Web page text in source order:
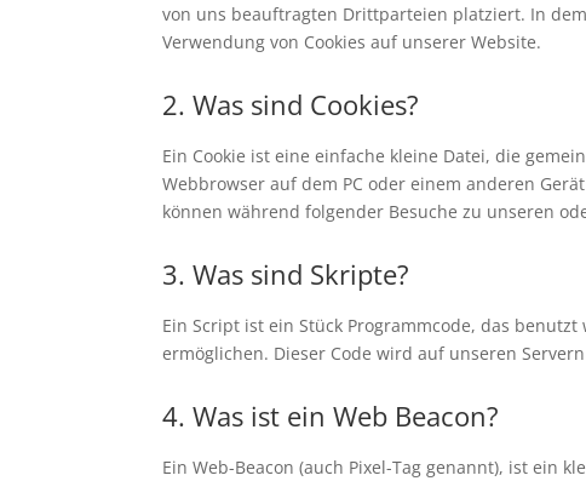
von uns beauftragten Drittparteien platziert. In
Verwendung von Cookies auf unserer Website.
2. Was sind Cookies?
Ein Cookie ist eine einfache kleine Datei, die
Webbrowser auf dem PC oder einem anderen
können während folgender Besuche zu unseren
3. Was sind Skripte?
Ein Script ist ein Stück Programmcode, das
ermöglichen. Dieser Code wird auf unseren
4. Was ist ein Web Beacon?
Ein Web-Beacon (auch Pixel-Tag genannt), ist ein